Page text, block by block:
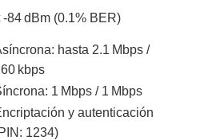
-84 dBm (0.1% BER)
hasta 2.1 Mbps /
kbps
1 Mbps / 1 Mbps
y autenticación
1234)